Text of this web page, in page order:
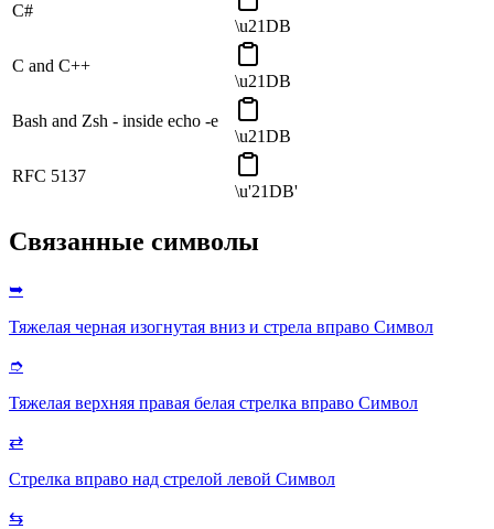
C#
\u21DB
C and C++
\u21DB
Bash and Zsh - inside echo -e
\u21DB
RFC 5137
\u'21DB'
Связанные символы
➥
Тяжелая черная изогнутая вниз и стрела вправо Символ
➮
Тяжелая верхняя правая белая стрелка вправо Символ
⇄
Стрелка вправо над стрелой левой Символ
⇆